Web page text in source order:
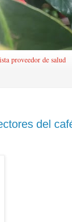
proveedor de salud
del